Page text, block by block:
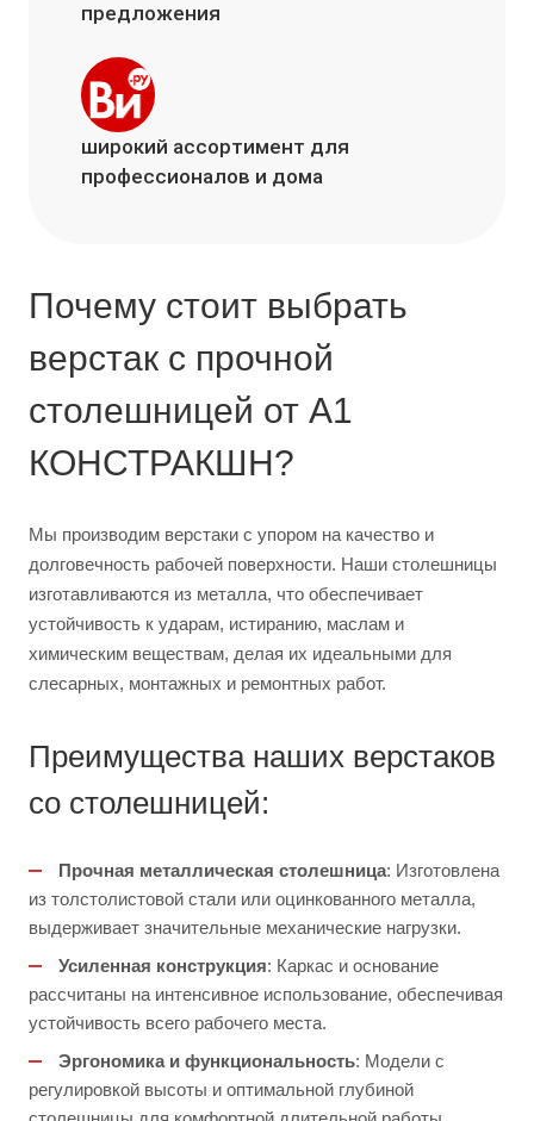
предложения
широкий ассортимент для
профессионалов и дома
Почему стоит выбрать
верстак с прочной
столешницей от А1
КОНСТРАКШН?
Мы производим верстаки с упором на качество и
долговечность рабочей поверхности. Наши столешницы
изготавливаются из металла, что обеспечивает
устойчивость к ударам, истиранию, маслам и
химическим веществам, делая их идеальными для
слесарных, монтажных и ремонтных работ.
Преимущества наших верстаков
со столешницей:
Прочная металлическая столешница: Изготовлена
из толстолистовой стали или оцинкованного металла,
выдерживает значительные механические нагрузки.
Усиленная конструкция: Каркас и основание
рассчитаны на интенсивное использование, обеспечивая
устойчивость всего рабочего места.
Эргономика и функциональность: Модели с
регулировкой высоты и оптимальной глубиной